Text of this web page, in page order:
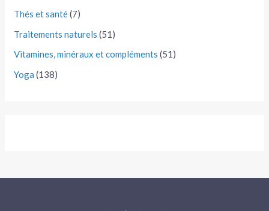
Thés et santé(7)
Traitements naturels (51)
Vitamines, minéraux et compléments (51)
Yoga (138)